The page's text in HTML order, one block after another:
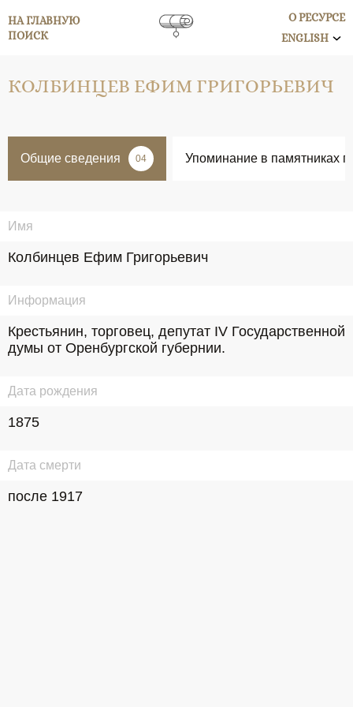
НА ГЛАВНУЮ
ПОИСК
О РЕСУРСЕ
ENGLISH
КОЛБИНЦЕВ ЕФИМ ГРИГОРЬЕВИЧ
Общие сведения 04 Упоминание в памятниках
Имя
Колбинцев Ефим Григорьевич
Информация
Крестьянин, торговец, депутат IV Государственной
думы от Оренбургской губернии.
Дата рождения
1875
Дата смерти
после 1917